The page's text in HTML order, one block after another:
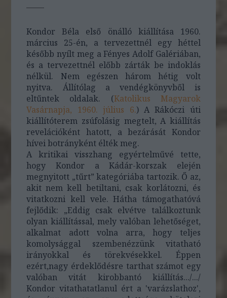
Kondor Béla első önálló kiállítása 1960.
március 25-én, a tervezettnél egy héttel
később nyílt meg a Fényes Adolf Galériában,
és a tervezettnél előbb zárták be indoklás
nélkül. Nem egészen három hétig volt
nyitva. Állítólag a vendégkönyvből is
eltűntek oldalak. (Katolikus Magyarok
Vasárnapja, 1960. július 6.) A Rákóczi úti
kiállítóterem zsúfolásig megtelt, A kiállítás
revelációként hatott, a bezárását Kondor
hívei botrányként élték meg.
A kritikai visszhang egyértelművé tette,
hogy Kondor a Kádár-korszak elején
megnyitott „tűrt” kategóriába tartozik. Ő az,
akit nem kell betiltani, csak korlátozni, és
vitatkozni kell vele. Hátha támogathatóvá
fejlődik: „Eddig csak elvétve találkoztunk
olyan kiállítással, mely valóban lehetőséget,
alkalmat adott volna arra, hogy teljes
komolysággal szembenézzünk vitatható
irányokkal és törekvésekkel. Éppen
ezért,nagy érdeklődésre tarthat számot egy
valóban vitát kirobbantó kiállítás.../.../
Kondor vitathatatlanul ért a 'varázslathoz',